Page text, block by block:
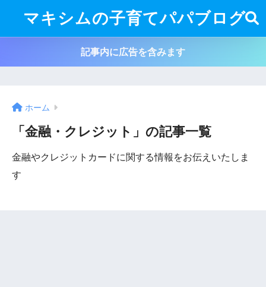
マキシムの子育てパパブログ
記事内に広告を含みます
ホーム
「金融・クレジット」の記事一覧
金融やクレジットカードに関する情報をお伝えいたしま
す